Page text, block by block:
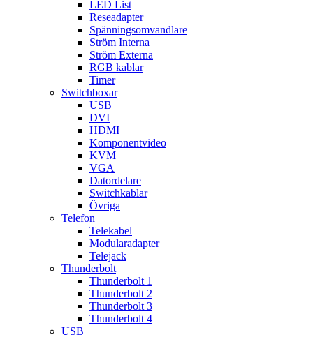
LED List
Reseadapter
Spänningsomvandlare
Ström Interna
Ström Externa
RGB kablar
Timer
Switchboxar
USB
DVI
HDMI
Komponentvideo
KVM
VGA
Datordelare
Switchkablar
Övriga
Telefon
Telekabel
Modularadapter
Telejack
Thunderbolt
Thunderbolt 1
Thunderbolt 2
Thunderbolt 3
Thunderbolt 4
USB